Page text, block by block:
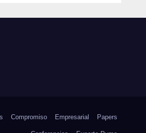
Compromiso Empresarial Papers